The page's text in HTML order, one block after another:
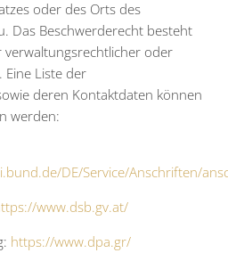
oder des Orts des
Das Beschwerderecht besteht
oder
Eine Liste der
deren Kontaktdaten können
werden:
DE/Service/Anschriften/
www.dsb.gv.at/
https://www.dpa.gr/